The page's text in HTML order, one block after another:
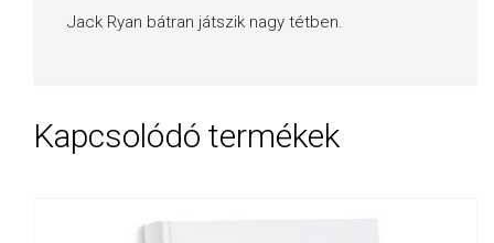
Jack Ryan bátran játszik nagy tétben.
Kapcsolódó termékek